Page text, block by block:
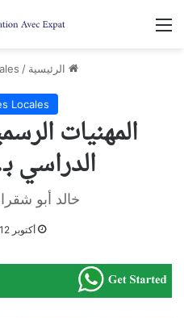
القائمة
الرئيسية /
Locales
المهنيات
الدراسي
خالد أبو
أكتوبر 12, 2022